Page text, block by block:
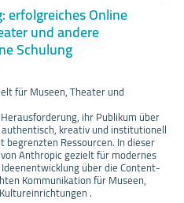
erfolgreiches Online
und andere
Schulung
für Museen, Theater und
ihr Publikum über
kreativ und institutionell
Ressourcen. In dieser
Anthropic gezielt für modernes
über die Content-
Kommunikation für Museen,
.